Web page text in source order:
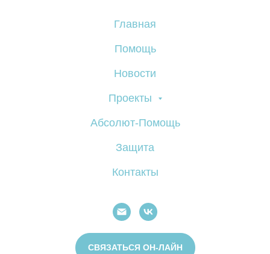
Главная
Помощь
Новости
Проекты
Абсолют-Помощь
Защита
Контакты
СВЯЗАТЬСЯ ОН-ЛАЙН